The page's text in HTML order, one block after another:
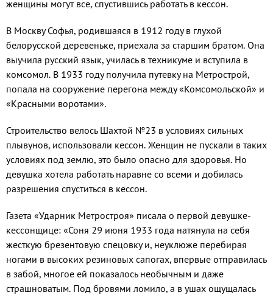
женщины могут все, спустив­шись работать в кессон.
В Москву Софья, родившаяся в 1912 году в глухой
белорусской деревеньке, приехала за старшим братом. Она
выучила русский язык, училась в техникуме и вступила в
комсомол. В 1933 году полу­чила путевку на Метрострой,
попала на сооружение перегона между «Комсомоль­ской» и
«Красными воротами».
Строительство велось Шахтой №23 в условиях сильных
плывунов, исполь­зовали кессон. Женщин не пускали в та­ких
условиях под землю, это было опасно для здоровья. Но
девушка хотела работать наравне со всеми и добилась
разрешения спуститься в кессон.
Газета «Ударник Метростроя» писа­ла о первой девушке-
кессонщице: «Соня 29 июня 1933 года натянула на себя
жест­кую брезентовую спецовку и, неуклюже пе­ребирая
ногами в высоких резиновых сапогах, впервые отправилась
в забой, многое ей по­казалось необычным и даже
страшноватым. Под бровями ломило, а в ушах ощущалась